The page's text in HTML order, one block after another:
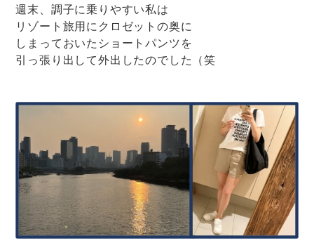
週末、調子に乗りやすい私は
リゾート旅用にクロゼットの奥に
しまっておいたショートパンツを
引っ張り出して外出したのでした（笑